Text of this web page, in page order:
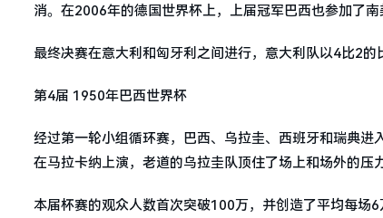
消。在2006年的德国世界杯上，上届冠军巴西也参加了南
最终决赛在意大利和匈牙利之间进行，意大利队以4比2的
第4届 1950年巴西世界杯
经过第一轮小组循环赛，巴西、乌拉圭、西班牙和瑞典
在马拉卡纳上演，老道的乌拉圭队顶住了场上和场外的压
本届杯赛的观众人数首次突破100万，并创造了平均每场